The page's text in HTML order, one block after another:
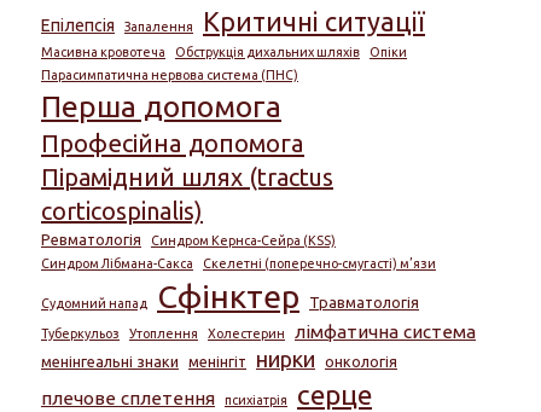
Епілепсія Запалення Критичні ситуації
Масивна кровотеча Обструкція дихальних шляхів
Опіки
Парасимпатична нервова система (ПНС)
Перша допомога
Професійна допомога
Пірамідний шлях (tractus
corticospinalis)
Ревматологія
Синдром Кернса-Сейра (KSS)
Синдром Лібмана-Сакса
Скелетні (поперечно-смугасті) м’язи
Судомний напад Сфінктер Травматологія
Туберкульоз Утоплення Холестерин лімфатична система
менінгеальні знаки менінгіт нирки онкологія
плечове сплетення психіатрія серце